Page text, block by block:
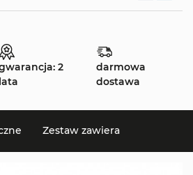
2
lata
darmowa
dostawa
Zestaw zawiera